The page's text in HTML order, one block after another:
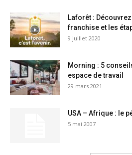
Laforêt :
franchise et les
9 juillet 2020
Morning : 5
espace de travail
29 mars 2021
USA – Afrique : le
5 mai 2007